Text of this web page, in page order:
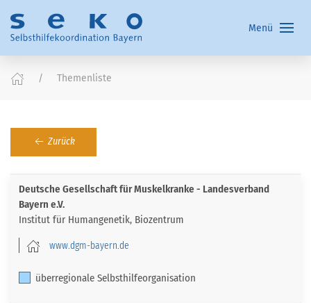
Menü
Themenliste
Zurück
Deutsche Gesellschaft für Muskelkranke - Landesverband
Bayern e.V.
Institut für Humangenetik, Biozentrum
www.dgm-bayern.de
überregionale Selbsthilfeorganisation